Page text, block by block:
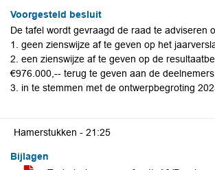
Voorgesteld besluit
De tafel wordt gevraagd de raad te adviseren
1. geen zienswijze af te geven op het
2. een zienswijze af te geven op de
€976.000,-- terug te geven aan de
3. in te stemmen met de ontwerpbegroting
Hamerstukken - 21:25
Bijlagen